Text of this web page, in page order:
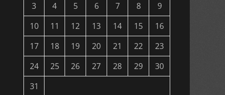
3
4 5 6 7 8
9
10
11 12 13 14 15
16
17
18 19 20 21 22
23
24
25 26 27 28 29
30
31